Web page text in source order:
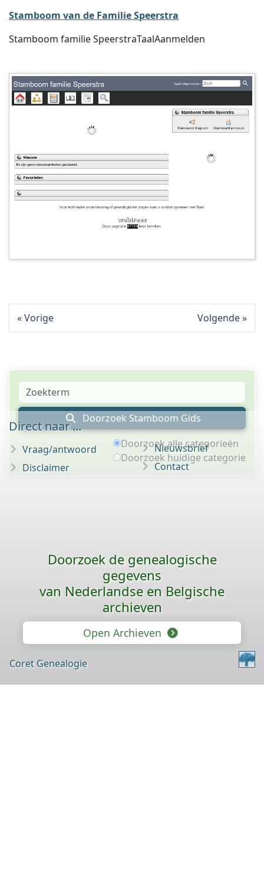
Stamboom van de Familie Speerstra
Stamboom familie SpeerstraTaalAanmelden
Vorige Volgende
Doorzoek Stamboom Gids
Doorzoek alle categorieën
Doorzoek huidige categorie
Direct naar ...
Vraag/antwoord
Disclaimer
Nieuwsbrief
Contact
Doorzoek de genealogische
gegevens
van Nederlandse en Belgische
archieven
Open Archieven
Coret Genealogie